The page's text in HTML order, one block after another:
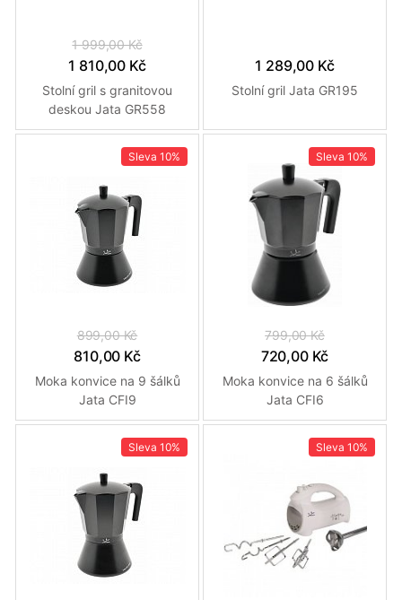
1 999,00 Kč
1 810,00 Kč
Stolní gril s granitovou
deskou Jata GR558
1 289,00 Kč
Stolní gril Jata GR195
Sleva 10%
899,00 Kč
810,00 Kč
Moka konvice na 9 šálků
Jata CFI9
Sleva 10%
799,00 Kč
720,00 Kč
Moka konvice na 6 šálků
Jata CFI6
Sleva 10% Sleva 10%